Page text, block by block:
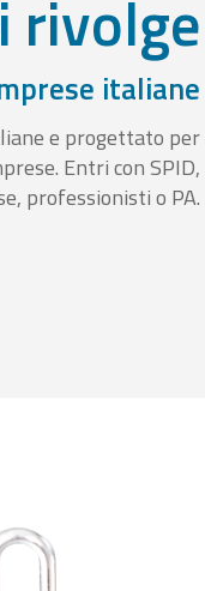
rivolge
italiane
e progettato per
Entri con SPID,
professionisti o PA.